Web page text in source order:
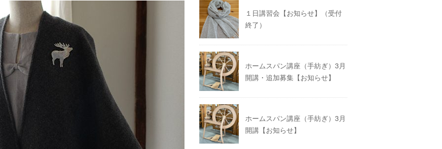
１日講習会【お知らせ】（受付
終了）
ホームスパン講座（手紡ぎ）3月
開講・追加募集【お知らせ】
ホームスパン講座（手紡ぎ）3月
開講【お知らせ】